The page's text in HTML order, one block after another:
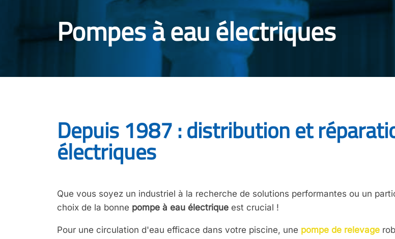
Pompes à eau électriques
Depuis 1987 :distribution et
électriques
Que vous soyez un industriel à la recherche de solutions performantes ou un
choix de la bonne pompe à eau électrique est crucial !
Pour une circulation d'eau efficace dans votre piscine, une pompe de relevage